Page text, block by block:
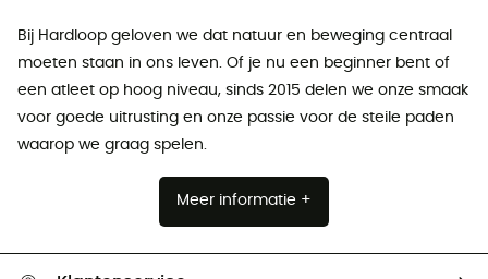
Bij Hardloop geloven we dat natuur en beweging centraal
moeten staan ​​in ons leven. Of je nu een beginner bent of
een atleet op hoog niveau, sinds 2015 delen we onze smaak
voor goede uitrusting en onze passie voor de steile paden
waarop we graag spelen.
Meer informatie +